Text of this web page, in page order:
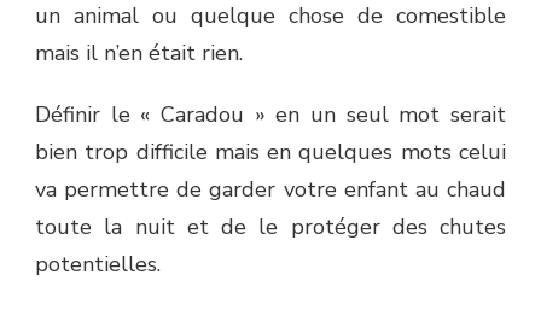
ET
un animal ou quelque chose de comestible
mais il n’en était rien.
Définir le « Caradou » en un seul mot serait
bien trop difficile mais en quelques mots celui
va permettre de garder votre enfant au chaud
toute la nuit et de le protéger des chutes
potentielles.